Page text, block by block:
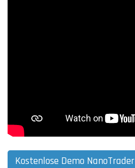
Kostenlose Demo NanoTrader